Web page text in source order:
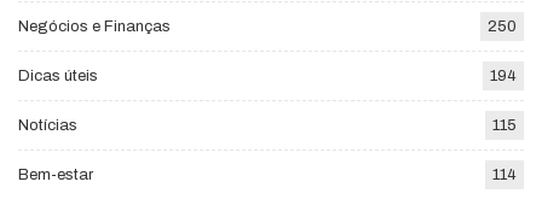
Negócios e Finanças 250
Dicas úteis 194
Notícias 115
Bem-estar 114